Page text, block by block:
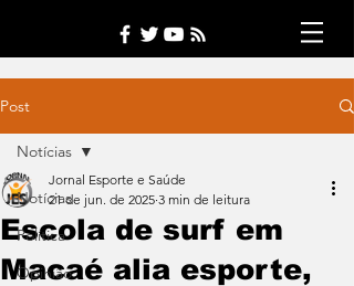
Post
Notícias
Política
Opinião
Notícias
Escola de surf em
Macaé alia esporte,
Jornal Esporte e Saúde
21 de jun. de 2025 3 min de leitura